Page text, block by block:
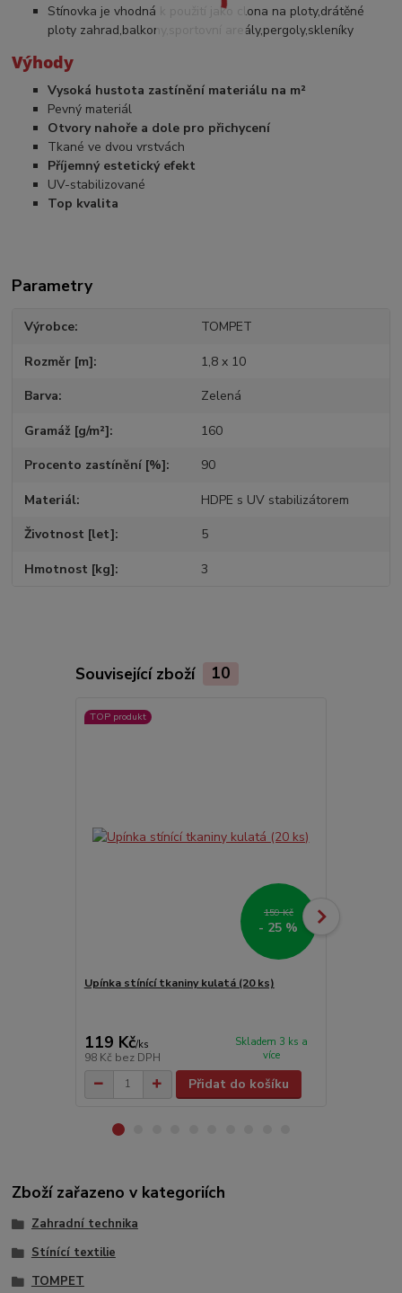
Stínovka je vhodná k použití jako clona na ploty,drátěné
ploty zahrad,balkony,sportovní areály,pergoly,skleníky
Výhody
Vysoká hustota zastínění materiálu na m²
Pevný materiál
Otvory nahoře a dole pro přichycení
Tkané ve dvou vrstvách
Příjemný estetický efekt
UV-stabilizované
Top kvalita
Parametry
Výrobce TOMPET
Rozměr [m] 1,8 x 10
Barva Zelená
Gramáž [g/m²] 160
Procento zastínění [%] 90
Materiál HDPE s UV stabilizátorem
Životnost [let] 5
Hmotnost [kg] 3
Související zboží 10
TOP produkt
159 Kč
- 25 %
Upínka stínící tkaniny kulatá (20 ks)
119 Kč/ks
98 Kč bez DPH
Skladem 3 ks a
více
Přidat do košíku
Zboží zařazeno v kategoriích
Zahradní technika
Stínící textilie
TOMPET